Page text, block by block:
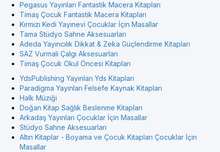
Pegasus Yayınları Fantastik Macera Kitapları
Timaş Çocuk Fantastik Macera Kitapları
Kırmızı Kedi Yayınevi Çocuklar İçin Masallar
Tama Stüdyo Sahne Aksesuarları
Adeda Yayıncılık Dikkat & Zeka Güçlendirme Kitapları
SAZ Vurmali Çalgı Aksesuarları
Timaş Çocuk Okul Öncesi Kitapları
YdsPublishing Yayınları Yds Kitapları
Paradigma Yayınları Felsefe Kaynak Kitapları
Halk Müziği
Doğan Kitap Sağlık Beslenme Kitapları
Arkadaş Yayınları Çocuklar İçin Masallar
Stüdyo Sahne Aksesuarları
Altın Kitaplar - Boyama ve Çocuk Kitapları Çocuklar İçin
Masallar